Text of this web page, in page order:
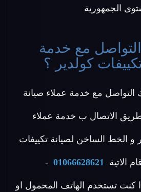
الجمهورية
مع خدمة
كولدير ؟
التواصل مع خدمة عملاء صيانة
الاتصال ب خدمة عملاء
و الخط الساخن لصيانة تكييفات
الاتية 01066628621
-
كنت تستخدم الهاتف المحمول او